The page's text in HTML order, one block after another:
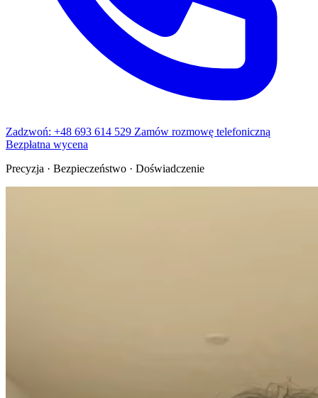
Zadzwoń: +48 693 614 529 Zamów rozmowę telefoniczną
Bezpłatna wycena
Precyzja · Bezpieczeństwo · Doświadczenie